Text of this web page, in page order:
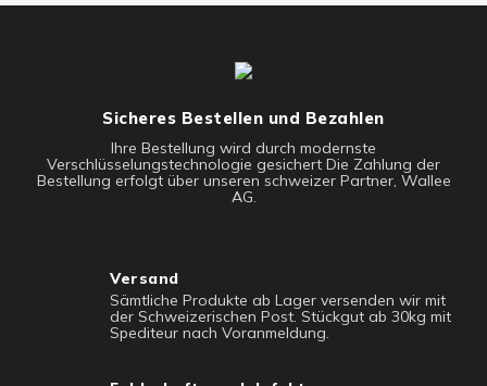
Sicheres Bestellen und Bezahlen
Ihre Bestellung wird durch modernste
Verschlüsselungstechnologie gesichert Die Zahlung der
Bestellung erfolgt über unseren schweizer Partner, Wallee
AG.
Versand
Sämtliche Produkte ab Lager versenden wir mit
der Schweizerischen Post. Stückgut ab 30kg mit
Spediteur nach Voranmeldung.